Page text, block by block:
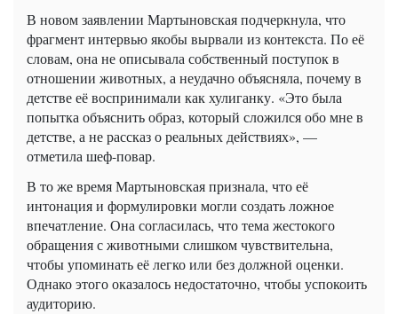
В новом заявлении Мартыновская подчеркнула, что
фрагмент интервью якобы вырвали из контекста. По её
словам, она не описывала собственный поступок в
отношении животных, а неудачно объясняла, почему в
детстве её воспринимали как хулиганку. «Это была
попытка объяснить образ, который сложился обо мне в
детстве, а не рассказ о реальных действиях», —
отметила шеф-повар.
В то же время Мартыновская признала, что её
интонация и формулировки могли создать ложное
впечатление. Она согласилась, что тема жестокого
обращения с животными слишком чувствительна,
чтобы упоминать её легко или без должной оценки.
Однако этого оказалось недостаточно, чтобы успокоить
аудиторию.